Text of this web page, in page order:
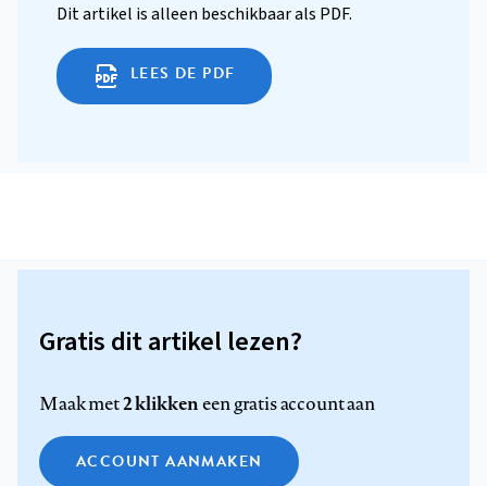
Dit artikel is alleen beschikbaar als PDF.
LEES DE PDF
Gratis dit artikel lezen?
Maak met2 klikkeneen gratis account aan
ACCOUNT AANMAKEN